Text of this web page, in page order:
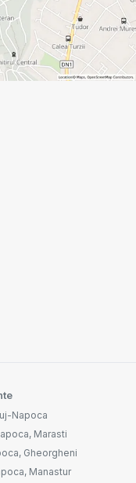
Napoca
Marasti
Gheorgheni
Manastur